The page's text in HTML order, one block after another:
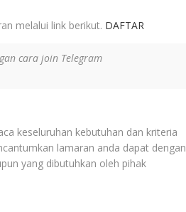
melalui link berikut. DAFTAR
cara join Telegram
keseluruhan kebutuhan dan kriteria
lamaran anda dapat dengan
yang dibutuhkan oleh pihak